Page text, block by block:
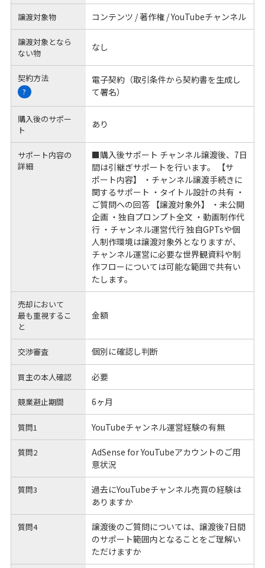
譲渡対象物 コンテンツ / 著作権 / YouTubeチャンネル
譲渡対象となら
ない物
なし
契約方法
?
電子契約（取引条件から契約書を生成し
て署名）
購入後のサポー
ト
あり
サポート内容の
詳細
■購入後サポート チャンネル譲渡後、7日
間は引継ぎサポートを行います。 【サ
ポート内容】 ・チャンネル譲渡手続きに
関するサポート ・タイトル設計の共有 ・
ご質問への回答 【譲渡対象外】 ・未公開
企画 ・独自プロンプト全文 ・動画制作代
行 ・チャンネル運営代行 独自GPTsや個
人制作環境は譲渡対象外となりますが、
チャンネル運営に必要な世界観資料や制
作フローについては可能な範囲で共有い
たします。
売却において
最も重視するこ
と
金額
交渉審査 個別に確認し判断
買主の本人確認 必要
競業避止期間 6ヶ月
質問1 YouTubeチャンネル運営経験の有無
質問2
AdSense for YouTubeアカウントのご用
意状況
質問3
過去にYouTubeチャンネル売買の経験は
ありますか
質問4
譲渡後のご質問については、譲渡後7日間
のサポート範囲内となることをご理解い
ただけますか